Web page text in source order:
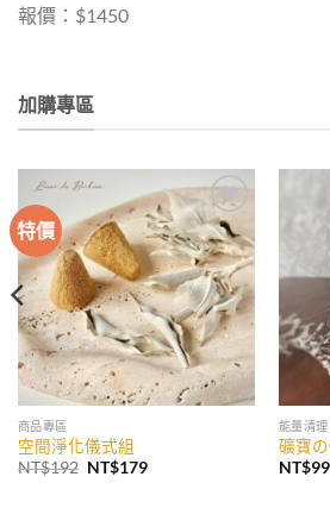
報價：$1450
加購專區
特價
加入
收藏
商品專區
空間淨化儀式組
NT$192 原
NT$179目
能量清理
礦寶
NT$